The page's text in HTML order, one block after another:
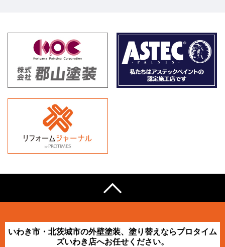
いわき市・北茨城市の外壁塗装、塗り替えならプロタイム
ズいわき店へお任せください。